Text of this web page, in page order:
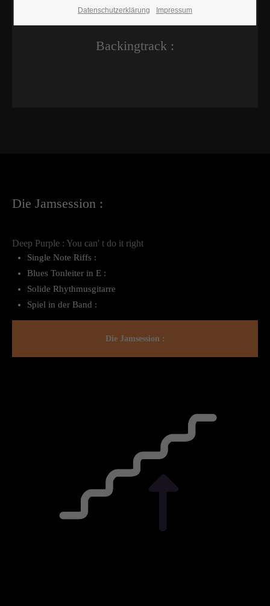
Backingtrack :
Die Jamsession :
Deep Purple : You can' t do it right
Single Note Riffs :
Blues Tonleiter in E :
Solide Rhythmusgitarre
Spiel in der Band :
Die Jamsession :
Datenschutzerklärung Impressum